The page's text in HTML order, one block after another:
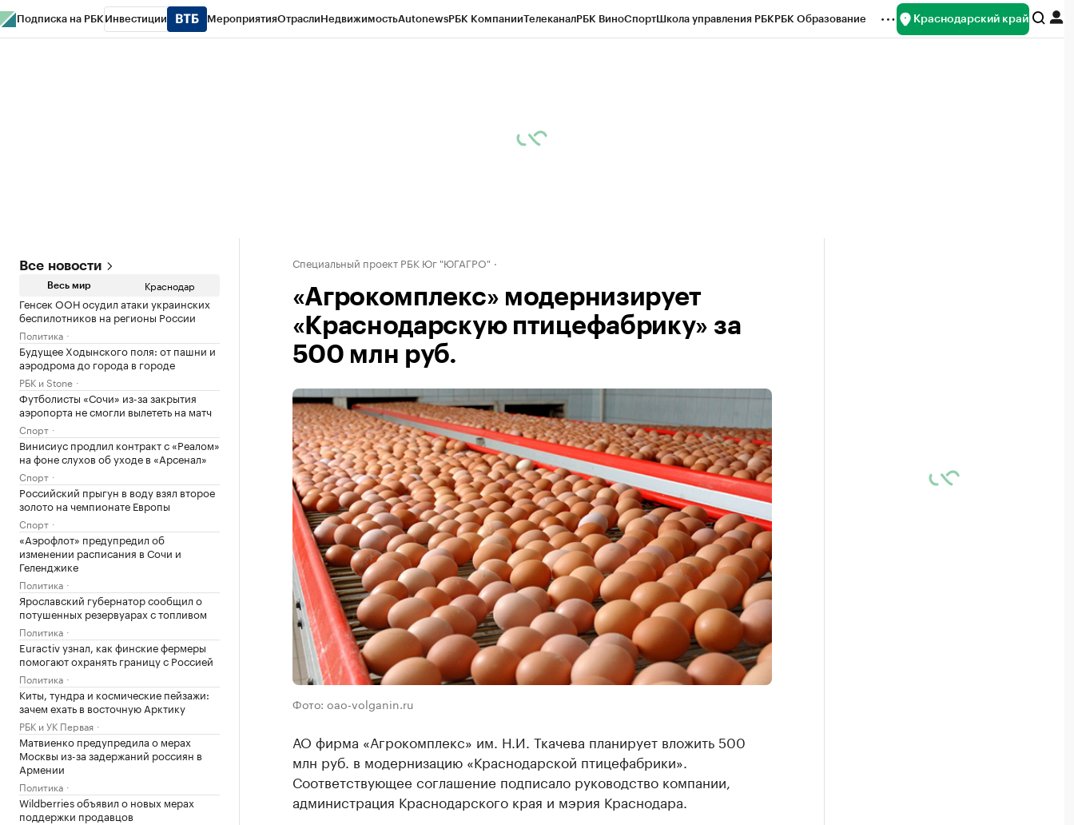
Подписка на РБК Инвестиции МероприятияОтраслиНедвижимостьAutonewsРБК КомпанииТелеканалРБК ВиноСпортШкола управления РБКРБК Образование Краснодарский край
Все новости
Весь мир Краснодар
Генсек ООН осудил атаки украинских
беспилотников на регионы России
Политика
Будущее Ходынского поля: от пашни и
аэродрома до города в городе
РБК и Stone
Футболисты «Сочи» из-за закрытия
аэропорта не смогли вылететь на матч
Спорт
Винисиус продлил контракт с «Реалом»
на фоне слухов об уходе в «Арсенал»
Спорт
Российский прыгун в воду взял второе
золото на чемпионате Европы
Спорт
«Аэрофлот» предупредил об
изменении расписания в Сочи и
Геленджике
Политика
Ярославский губернатор сообщил о
потушенных резервуарах с топливом
Политика
Euractiv узнал, как финские фермеры
помогают охранять границу с Россией
Политика
Киты, тундра и космические пейзажи:
зачем ехать в восточную Арктику
РБК и УК Первая
Матвиенко предупредила о мерах
Москвы из-за задержаний россиян в
Армении
Политика
Wildberries объявил о новых мерах
поддержки продавцов
Специальный проект РБК Юг "ЮГАГРО"
«Агрокомплекс» модернизирует
«Краснодарскую птицефабрику» за
500 млн руб.
Фото: oao-volganin.ru
АО фирма «Агрокомплекс» им. Н.И. Ткачева планирует вложить 500
млн руб. в модернизацию «Краснодарской птицефабрики».
Соответствующее соглашение подписало руководство компании,
администрация Краснодарского края и мэрия Краснодара.